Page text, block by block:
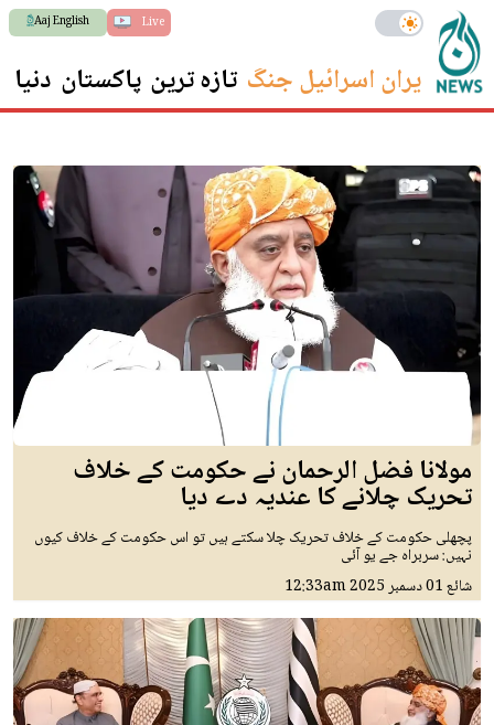
Live
Aaj English
ایران اسرائیل جنگ تازہ ترین پاکستان دنیا
مولانا فضل الرحمان نے حکومت کے خلاف
تحریک چلانے کا عندیہ دے دیا
پچھلی حکومت کے خلاف تحریک چلا سکتے ہیں تو اس حکومت کے خلاف کیوں
نہیں: سربراہ جے یو آئی
شائع01 دسمبر 2025 12:33am